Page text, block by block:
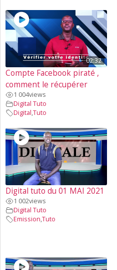
02:32
Compte Facebook piraté ,
comment le récupérer
1 004views
Digital Tuto
Digital,Tuto
Digital tuto du 01 MAI 2021
1 002views
Digital Tuto
Emission,Tuto